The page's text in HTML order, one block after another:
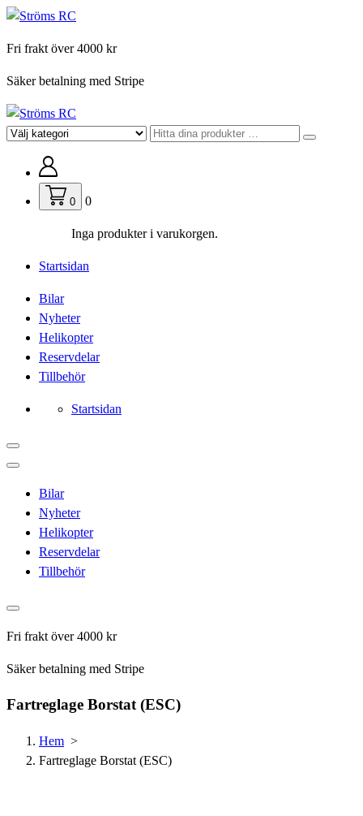
Hoppa
innehåll
Fri frakt över 4000 kr
Säker betalning med Stripe
För din hobby
0 0
Inga produkter i varukorgen.
Startsidan
Bilar
Nyheter
Helikopter
Reservdelar
Tillbehör
Startsidan
Bilar
Nyheter
Helikopter
Reservdelar
Tillbehör
Fri frakt över 4000 kr
Säker betalning med Stripe
Fartreglage Borstat (ESC)
Hem >
Fartreglage Borstat (ESC)